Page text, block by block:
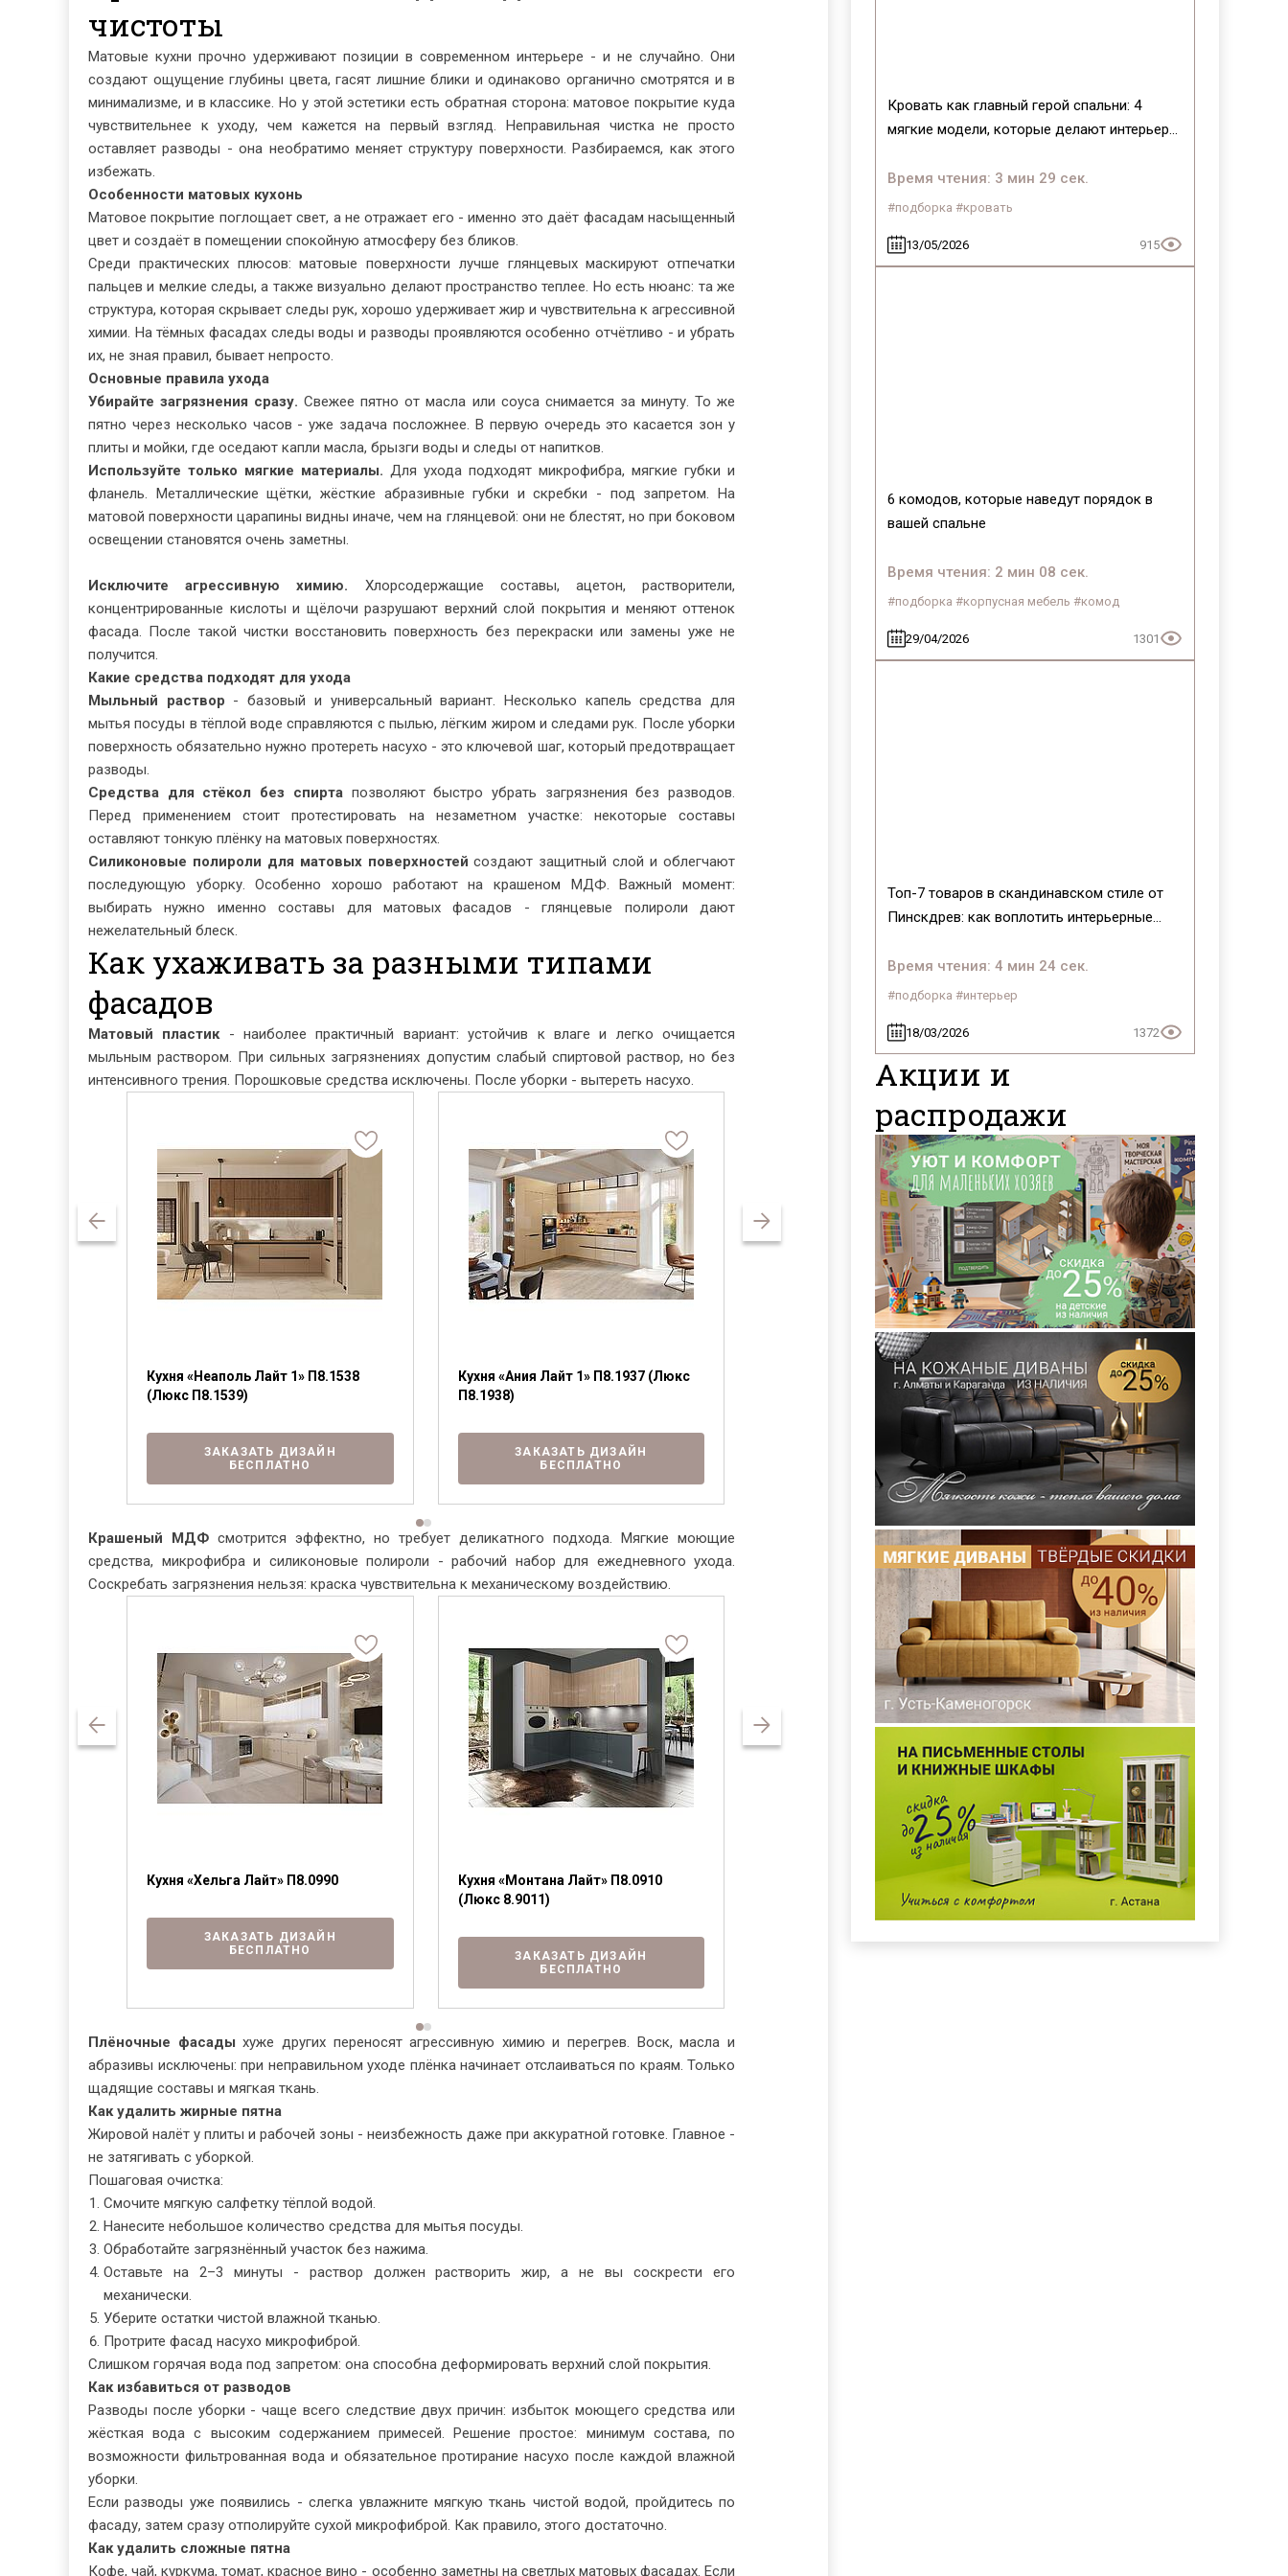
Политикой
чистоты
Матовые кухни прочно удерживают позиции в современном интерьере - и не случайно. Они
создают ощущение глубины цвета, гасят лишние блики и одинаково органично смотрятся и в
минимализме, и в классике. Но у этой эстетики есть обратная сторона: матовое покрытие куда
чувствительнее к уходу, чем кажется на первый взгляд. Неправильная чистка не просто
оставляет разводы - она необратимо меняет структуру поверхности. Разбираемся, как этого
избежать.
Особенности матовых кухонь
Матовое покрытие поглощает свет, а не отражает его - именно это даёт фасадам насыщенный
цвет и создаёт в помещении спокойную атмосферу без бликов.
Среди практических плюсов: матовые поверхности лучше глянцевых маскируют отпечатки
пальцев и мелкие следы, а также визуально делают пространство теплее. Но есть нюанс: та же
структура, которая скрывает следы рук, хорошо удерживает жир и чувствительна к агрессивной
химии. На тёмных фасадах следы воды и разводы проявляются особенно отчётливо - и убрать
их, не зная правил, бывает непросто.
Основные правила ухода
Убирайте загрязнения сразу. Свежее пятно от масла или соуса снимается за минуту. То же
пятно через несколько часов - уже задача посложнее. В первую очередь это касается зон у
плиты и мойки, где оседают капли масла, брызги воды и следы от напитков.
Используйте только мягкие материалы. Для ухода подходят микрофибра, мягкие губки и
фланель. Металлические щётки, жёсткие абразивные губки и скребки - под запретом. На
матовой поверхности царапины видны иначе, чем на глянцевой: они не блестят, но при боковом
освещении становятся очень заметны.
Исключите агрессивную химию. Хлорсодержащие составы, ацетон, растворители,
концентрированные кислоты и щёлочи разрушают верхний слой покрытия и меняют оттенок
фасада. После такой чистки восстановить поверхность без перекраски или замены уже не
получится.
Какие средства подходят для ухода
Мыльный раствор - базовый и универсальный вариант. Несколько капель средства для
мытья посуды в тёплой воде справляются с пылью, лёгким жиром и следами рук. После уборки
поверхность обязательно нужно протереть насухо - это ключевой шаг, который предотвращает
разводы.
Средства для стёкол без спиртапозволяют быстро убрать загрязнения без разводов.
Перед применением стоит протестировать на незаметном участке: некоторые составы
оставляют тонкую плёнку на матовых поверхностях.
Силиконовые полироли для матовых поверхностей создают защитный слой и облегчают
последующую уборку. Особенно хорошо работают на крашеном МДФ. Важный момент:
выбирать нужно именно составы для матовых фасадов - глянцевые полироли дают
нежелательный блеск.
Как ухаживать за разными типами
фасадов
Матовый пластик- наиболее практичный вариант: устойчив к влаге и легко очищается
мыльным раствором. При сильных загрязнениях допустим слабый спиртовой раствор, но без
интенсивного трения. Порошковые средства исключены. После уборки - вытереть насухо.
Кухня «Неаполь Лайт 1» П8.1538
(Люкс П8.1539)
ЗАКАЗАТЬ ДИЗАЙН
БЕСПЛАТНО
Кухня «Ания Лайт 1» П8.1937 (Люкс
П8.1938)
ЗАКАЗАТЬ ДИЗАЙН
БЕСПЛАТНО
Кухня «Неаполь Лайт 1» П8.1538
ЗАКАЗАТЬ ДИЗАЙН
БЕСПЛАТНО
Кухня «Ания Лайт 1» П8.1937
П8.1938)
ЗАКАЗАТЬ ДИЗАЙН
БЕСПЛАТНО
Крашеный МДФ смотрится эффектно, но требует деликатного подхода. Мягкие моющие
средства, микрофибра и силиконовые полироли - рабочий набор для ежедневного ухода.
Соскребать загрязнения нельзя: краска чувствительна к механическому воздействию.
Кухня «Хельга Лайт» П8.0990
ЗАКАЗАТЬ ДИЗАЙН
БЕСПЛАТНО
Кухня «Монтана Лайт» П8.0910
(Люкс 8.9011)
ЗАКАЗАТЬ ДИЗАЙН
БЕСПЛАТНО
Кухня «Хельга Лайт» П8.0990
Кухня «Монтана Лайт» П8.0910
(Люкс 8.9011)
Плёночные фасады хуже других переносят агрессивную химию и перегрев. Воск, масла и
абразивы исключены: при неправильном уходе плёнка начинает отслаиваться по краям. Только
щадящие составы и мягкая ткань.
Как удалить жирные пятна
Жировой налёт у плиты и рабочей зоны - неизбежность даже при аккуратной готовке. Главное -
не затягивать с уборкой.
Пошаговая очистка:
Смочите мягкую салфетку тёплой водой.
Нанесите небольшое количество средства для мытья посуды.
Обработайте загрязнённый участок без нажима.
Оставьте на 2–3 минуты - раствор должен растворить жир, а не вы соскрести его
механически.
Уберите остатки чистой влажной тканью.
Протрите фасад насухо микрофиброй.
Слишком горячая вода под запретом: она способна деформировать верхний слой покрытия.
Как избавиться от разводов
Разводы после уборки - чаще всего следствие двух причин: избыток моющего средства или
жёсткая вода с высоким содержанием примесей. Решение простое: минимум состава, по
возможности фильтрованная вода и обязательное протирание насухо после каждой влажной
уборки.
Если разводы уже появились - слегка увлажните мягкую ткань чистой водой, пройдитесь по
фасаду, затем сразу отполируйте сухой микрофиброй. Как правило, этого достаточно.
Как удалить сложные пятна
Кофе, чай, куркума, томат, красное вино - особенно заметны на светлых матовых фасадах. Если
Кровать как главный герой спальни: 4
мягкие модели, которые делают интерьер
Время чтения: 3 мин 29 сек.
#подборка #кровать
13/05/2026 915
6 комодов, которые наведут порядок в
вашей спальне
Время чтения: 2 мин 08 сек.
#подборка #корпусная мебель #комод
29/04/2026 1301
Топ-7 товаров в скандинавском стиле от
Пинскдрев: как воплотить интерьерные
Время чтения: 4 мин 24 сек.
#подборка #интерьер
18/03/2026 1372
Акции и
распродажи